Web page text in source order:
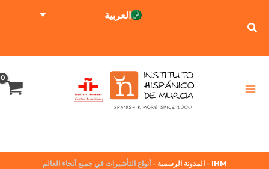
العربية
IHM
-المدونة الرسمية-أنواع التأشيرات في جميع أنحاء العالم